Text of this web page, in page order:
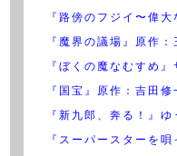
『路傍のフジイ〜偉
『魔界の議場』原作
『ぼくの魔なむすめ
『国宝』原作：吉田
『新九郎、奔る！』
『スーパースターを